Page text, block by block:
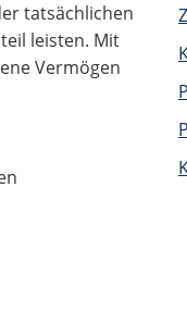
tatsächlichen
leisten. Mit
Vermögen